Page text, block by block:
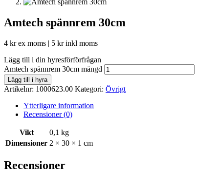
Amtech spännrem 30cm
4 krex moms | 5 krinkl moms
Lägg till i din hyresförförfrågan
Amtech spännrem 30cm mängd
Lägg till i hyra
Artikelnr: 1000623.00 Kategori: Övrigt
Ytterligare information
Recensioner (0)
Vikt
0,1 kg
Dimensioner 2 × 30 × 1 cm
Recensioner